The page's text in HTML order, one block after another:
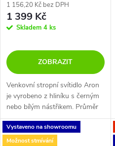
1 156,20 Kč bez DPH
1 399 Kč
Skladem 4 ks
ZOBRAZIT
Venkovní stropní svítidlo Aron
je vyrobeno z hliníku s černým
nebo bílým nástřikem. Průměr
svítidla je 90mm a lze jej využít i
do interiéru, například do
chodeb, schodišť,...
Vystaveno na showroomu
Možnost stmívání